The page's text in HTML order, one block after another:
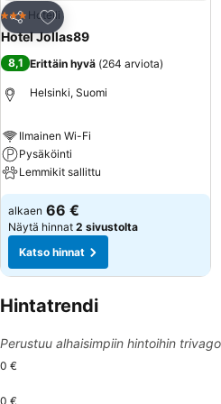
Jaa
Lisää suosikkeihin
3 Tähtiluokitus
Hotelli
Hotel Jollas89
8,1 Erittäin hyvä (264 arviota)
Helsinki, Suomi
Ilmainen Wi-Fi
Pysäköinti
Lemmikit sallittu
alkaen 66 €
Näytä hinnat 2 sivustolta
Katso hinnat
Hintatrendi
Perustuu alhaisimpiin hintoihin
0 €
0 €